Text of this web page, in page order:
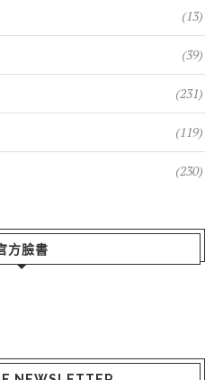
(13)
(39)
(231)
(119)
(230)
方臉書